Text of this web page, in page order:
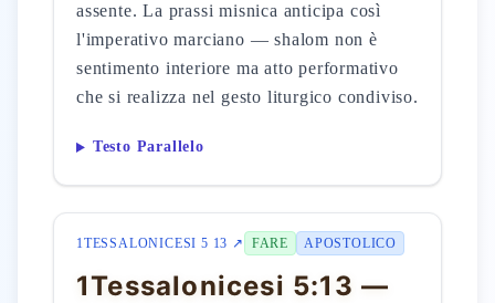
assente. La prassi misnica anticipa così
l'imperativo marciano — shalom non è
sentimento interiore ma atto performativo
che si realizza nel gesto liturgico condiviso.
Testo Parallelo
1TESSALONICESI 5 13 ↗ FARE APOSTOLICO
1Tessalonicesi 5:13 —